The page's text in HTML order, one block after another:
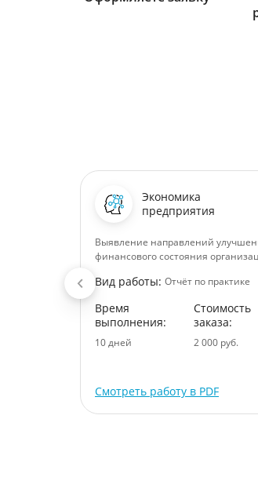
Экономика
предприятия
Выявление направлений
финансового состояния
Вид работы: Отчёт по практике
Время
выполнения:
10 дней
Стоимость
заказа:
2 000 руб.
Смотреть работу в PDF